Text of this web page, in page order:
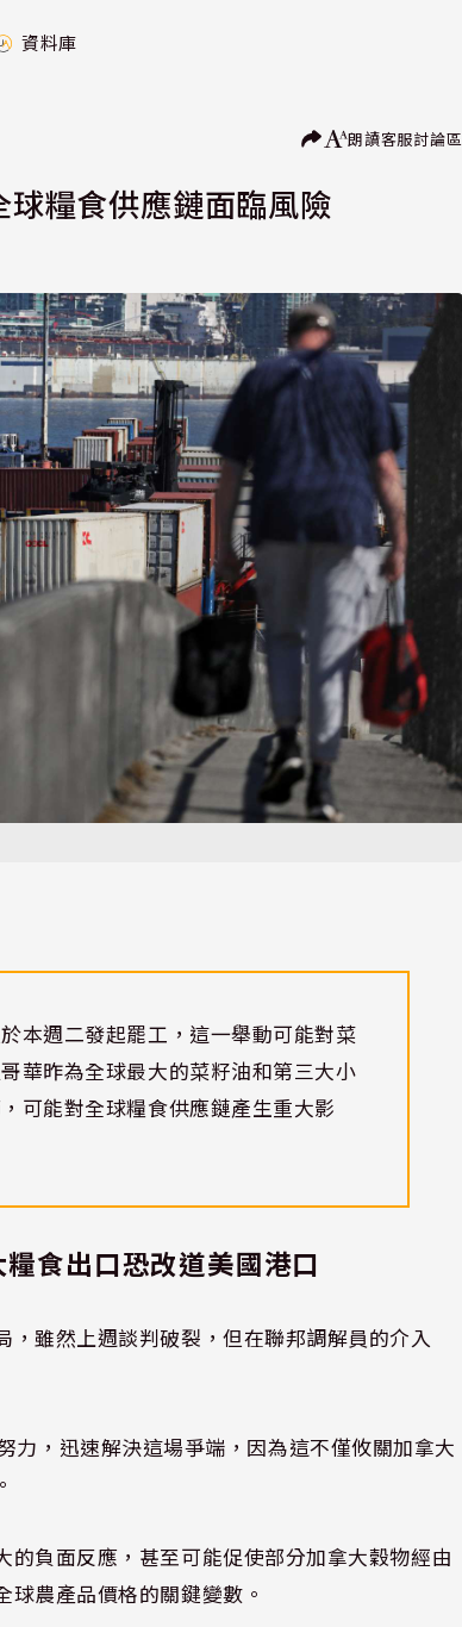
資料庫
朗讀客服討論區
糧食供應鏈面臨風險
本週二發起罷工，這一舉動可能對菜
華昨為全球最大的菜籽油和第三大小
可能對全球糧食供應鏈產生重大影
食出口恐改道美國港口
雖然上週談判破裂，但在聯邦調解員的介入
，迅速解決這場爭端，因為這不僅攸關加拿大
負面反應，甚至可能促使部分加拿大穀物經由
農產品價格的關鍵變數。